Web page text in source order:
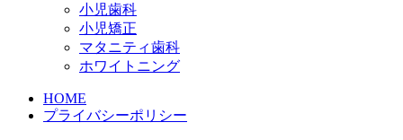
小児歯科
小児矯正
マタニティ歯科
ホワイトニング
HOME
プライバシーポリシー